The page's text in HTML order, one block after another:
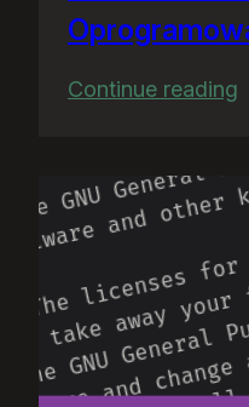
Continue reading
i